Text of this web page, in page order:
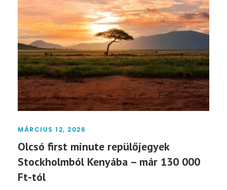
MÁRCIUS 12, 2026
Olcsó first minute repülőjegyek
Stockholmból Kenyába – már 130 000
Ft-tól